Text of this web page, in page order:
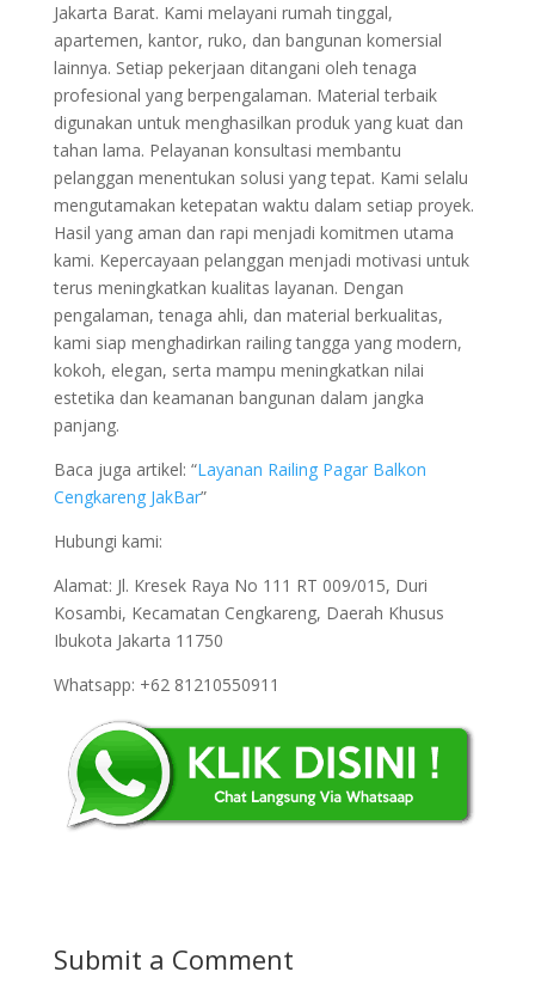
Jakarta Barat. Kami melayani rumah tinggal,
apartemen, kantor, ruko, dan bangunan komersial
lainnya. Setiap pekerjaan ditangani oleh tenaga
profesional yang berpengalaman. Material terbaik
digunakan untuk menghasilkan produk yang kuat dan
tahan lama. Pelayanan konsultasi membantu
pelanggan menentukan solusi yang tepat. Kami selalu
mengutamakan ketepatan waktu dalam setiap proyek.
Hasil yang aman dan rapi menjadi komitmen utama
kami. Kepercayaan pelanggan menjadi motivasi untuk
terus meningkatkan kualitas layanan. Dengan
pengalaman, tenaga ahli, dan material berkualitas,
kami siap menghadirkan railing tangga yang modern,
kokoh, elegan, serta mampu meningkatkan nilai
estetika dan keamanan bangunan dalam jangka
panjang.
Baca juga artikel: “Layanan Railing Pagar Balkon
Cengkareng JakBar”
Hubungi kami:
Alamat: Jl. Kresek Raya No 111 RT 009/015, Duri
Kosambi, Kecamatan Cengkareng, Daerah Khusus
Ibukota Jakarta 11750
Whatsapp: +62 81210550911
Submit a Comment